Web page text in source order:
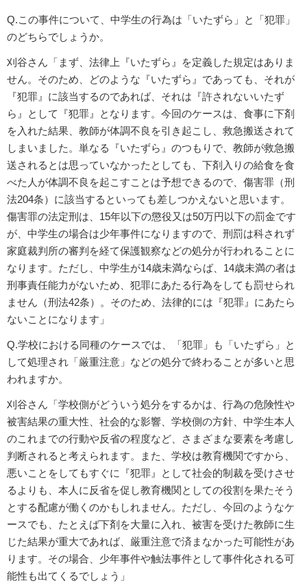
Q.この事件について、中学生の行為は「いたずら」と「犯罪」
のどちらでしょうか。
刈谷さん「まず、法律上『いたずら』を定義した規定はありま
せん。そのため、どのような『いたずら』であっても、それが
『犯罪』に該当するのであれば、それは『許されないいたず
ら』として『犯罪』となります。今回のケースは、食事に下剤
を入れた結果、教師が体調不良を引き起こし、救急搬送されて
しまいました。単なる『いたずら』のつもりで、教師が救急搬
送されるとは思っていなかったとしても、下剤入りの給食を食
べた人が体調不良を起こすことは予想できるので、傷害罪（刑
法204条）に該当するといっても差しつかえないと思います。
傷害罪の法定刑は、15年以下の懲役又は50万円以下の罰金です
が、中学生の場合は少年事件になりますので、刑罰は科されず
家庭裁判所の審判を経て保護観察などの処分が行われることに
なります。ただし、中学生が14歳未満ならば、14歳未満の者は
刑事責任能力がないため、犯罪にあたる行為をしても罰せられ
ません（刑法42条）。そのため、法律的には『犯罪』にあたら
ないことになります」
Q.学校における同種のケースでは、「犯罪」も「いたずら」と
して処理され「厳重注意」などの処分で終わることが多いと思
われますか。
刈谷さん「学校側がどういう処分をするかは、行為の危険性や
被害結果の重大性、社会的な影響、学校側の方針、中学生本人
のこれまでの行動や反省の程度など、さまざまな要素を考慮し
判断されると考えられます。また、学校は教育機関ですから、
悪いことをしてもすぐに『犯罪』として社会的制裁を受けさせ
るよりも、本人に反省を促し教育機関としての役割を果たそう
とする配慮が働くのかもしれません。ただし、今回のようなケ
ースでも、たとえば下剤を大量に入れ、被害を受けた教師に生
じた結果が重大であれば、厳重注意で済まなかった可能性があ
ります。その場合、少年事件や触法事件として事件化される可
能性も出てくるでしょう」